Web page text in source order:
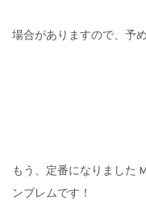
場合がありますので、予
もう、定番になりました
ンブレムです！